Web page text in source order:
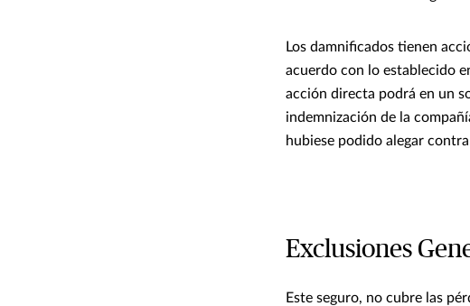
Los damnificados tienen
acuerdo con lo establecido
acción directa podrá en un
indemnización de la
hubiese podido alegar
Exclusiones
Este seguro, no cubre las